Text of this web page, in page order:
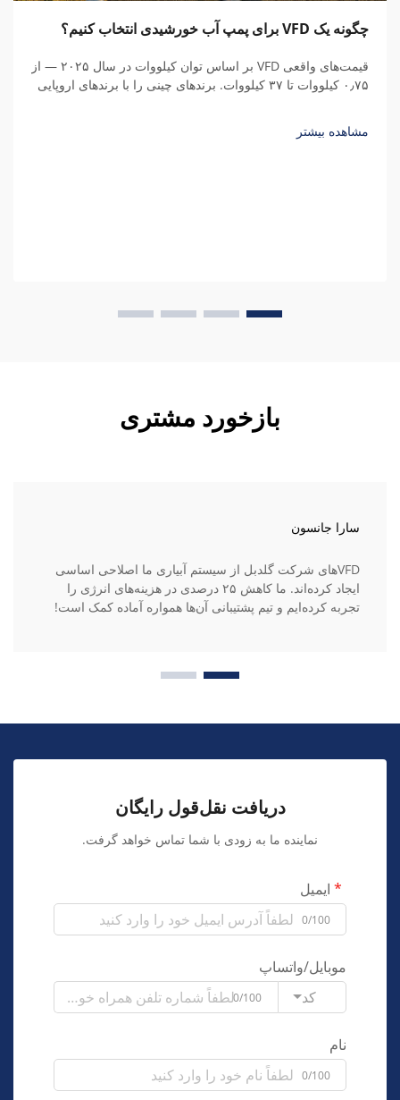
چگونه یک VFD برای پمپ آب خورشیدی انتخاب کنیم؟
قیمت‌های واقعی VFD بر اساس توان کیلووات در سال ۲۰۲۵ — از
۰٫۷۵ کیلووات تا ۳۷ کیلووات. برندهای چینی را با برندهای اروپایی
محاسبه کنید.
مشاهده بیشتر
بازخورد مشتری
سارا جانسون
VFDهای شرکت گلدبل از سیستم آبیاری ما اصلاحی اساسی
ایجاد کرده‌اند. ما کاهش ۲۵ درصدی در هزینه‌های انرژی را
تجربه کرده‌ایم و تیم پشتیبانی آن‌ها همواره آماده کمک است!
دریافت نقل‌قول رایگان
نماینده ما به زودی با شما تماس خواهد گرفت.
ایمیل
0/100
موبایل/واتساپ
کد
0/100
نام
0/100